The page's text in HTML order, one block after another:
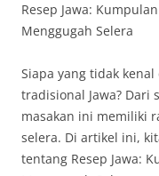
Resep Jawa:
Menggugah Selera
Siapa yang tidak
tradisional Jawa? Dari
masakan ini memiliki
selera. Di artikel ini,
tentang Resep Jawa: